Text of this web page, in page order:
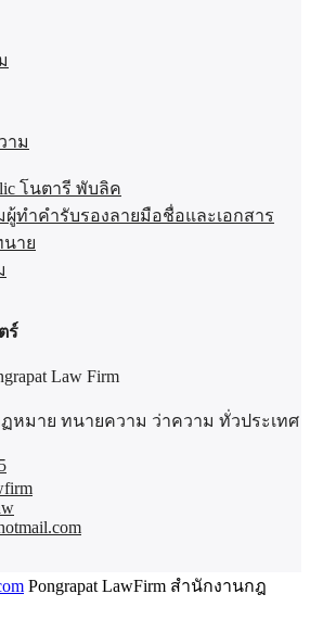
าม
โนตารี พับลิค
ทำคำรับรองลายมือชื่อและเอกสาร
นาย
ร์
Law Firm
หมาย ทนายความ ว่าความ ทั่วประเทศ
Pongrapat LawFirm สำนักงานกฎ